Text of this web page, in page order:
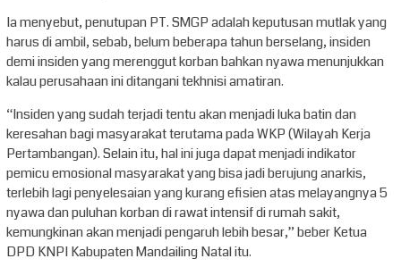
Ia menyebut, penutupan PT. SMGP adalah keputusan mutlak yang
harus di ambil, sebab, belum beberapa tahun berselang, insiden
demi insiden yang merenggut korban bahkan nyawa menunjukkan
kalau perusahaan ini ditangani tekhnisi amatiran.
“Insiden yang sudah terjadi tentu akan menjadi luka batin dan
keresahan bagi masyarakat terutama pada WKP (Wilayah Kerja
Pertambangan). Selain itu, hal ini juga dapat menjadi indikator
pemicu emosional masyarakat yang bisa jadi berujung anarkis,
terlebih lagi penyelesaian yang kurang efisien atas melayangnya 5
nyawa dan puluhan korban di rawat intensif di rumah sakit,
kemungkinan akan menjadi pengaruh lebih besar,” beber Ketua
DPD KNPI Kabupaten Mandailing Natal itu.